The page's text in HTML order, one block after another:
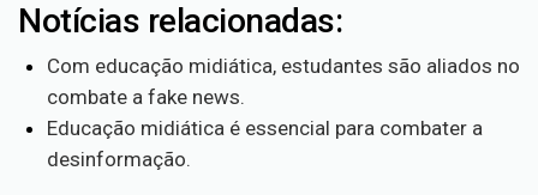
Notícias relacionadas:
Com educação midiática, estudantes são aliados no
combate a fake news.
Educação midiática é essencial para combater a
desinformação.